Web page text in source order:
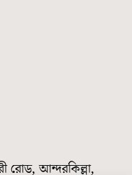
রোড, আন্দরকিল্লা,